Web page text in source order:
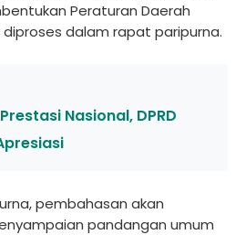
Peraturan Daerah
dalam rapat paripurna.
Nasional, DPRD
pembahasan akan
pandangan umum